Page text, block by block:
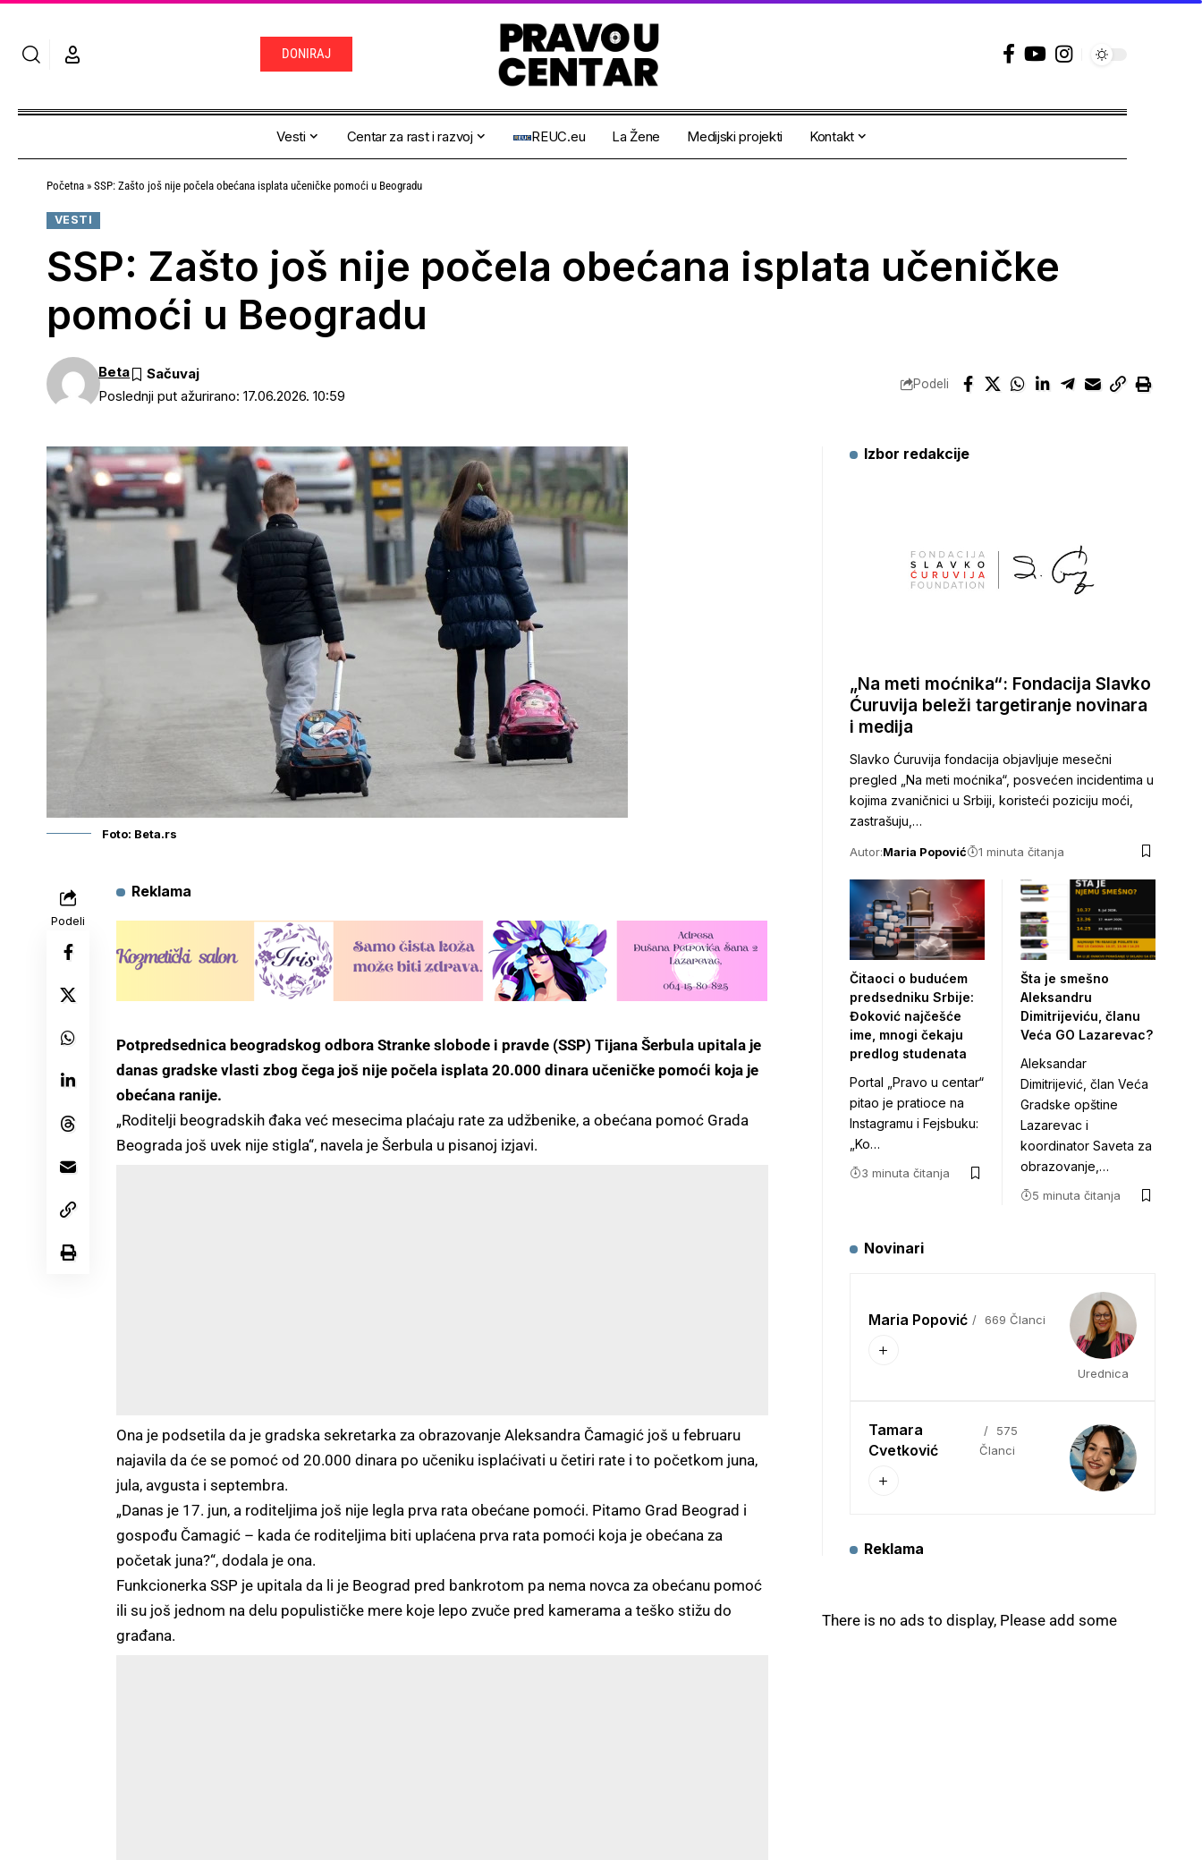
DONIRAJ
Vesti Centar za rast i razvoj REUC.eu La Žene Medijski projekti Kontakt
Početna » SSP: Zašto još nije počela obećana isplata učeničke pomoći u Beogradu
VESTI
SSP: Zašto još nije počela obećana isplata učeničke
pomoći u Beogradu
Poslednji put ažurirano: 17.06.2026. 10:59
Beta
Podeli
Foto: Beta.rs
Podeli
Reklama
Potpredsednica beogradskog odbora Stranke slobode i pravde (SSP) Tijana Šerbula upitala je
danas gradske vlasti zbog čega još nije počela isplata 20.000 dinara učeničke pomoći koja je
obećana ranije.
„Roditelji beogradskih đaka već mesecima plaćaju rate za udžbenike, a obećana pomoć Grada
Beograda još uvek nije stigla“, navela je Šerbula u pisanoj izjavi.
Ona je podsetila da je gradska sekretarka za obrazovanje Aleksandra Čamagić još u februaru
najavila da će se pomoć od 20.000 dinara po učeniku isplaćivati u četiri rate i to početkom juna,
jula, avgusta i septembra.
„Danas je 17. jun, a roditeljima još nije legla prva rata obećane pomoći. Pitamo Grad Beograd i
gospođu Čamagić – kada će roditeljima biti uplaćena prva rata pomoći koja je obećana za
početak juna?“, dodala je ona.
Funkcionerka SSP je upitala da li je Beograd pred bankrotom pa nema novca za obećanu pomoć
ili su još jednom na delu populističke mere koje lepo zvuče pred kamerama a teško stižu do
građana.
Izbor redakcije
„Na meti moćnika“: Fondacija Slavko
Ćuruvija beleži targetiranje novinara
i medija
Slavko Ćuruvija fondacija objavljuje mesečni
pregled „Na meti moćnika“, posvećen incidentima u
kojima zvaničnici u Srbiji, koristeći poziciju moći,
zastrašuju,…
Autor:Maria Popović 1 minuta čitanja
Čitaoci o budućem
predsedniku Srbije:
Đoković najčešće
ime, mnogi čekaju
predlog studenata
Portal „Pravo u centar“
pitao je pratioce na
Instagramu i Fejsbuku:
„Ko…
3 minuta čitanja
Šta je smešno
Aleksandru
Dimitrijeviću, članu
Veća GO Lazarevac?
Aleksandar
Dimitrijević, član Veća
Gradske opštine
Lazarevac i
koordinator Saveta za
obrazovanje,…
5 minuta čitanja
Novinari
Maria Popović 669 Članci
Urednica
Tamara
Cvetković
575
Članci
Reklama
There is no ads to display, Please add some